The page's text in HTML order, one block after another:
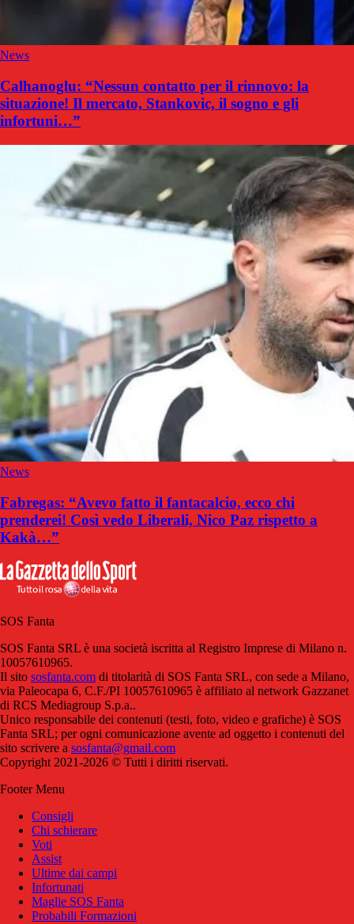
News
Calhanoglu: “Nessun contatto per il rinnovo: la
situazione! Il mercato, Stankovic, il sogno e gli
infortuni…”
News
Fabregas: “Avevo fatto il fantacalcio, ecco chi
prenderei! Così vedo Liberali, Nico Paz rispetto a
Kakà…”
SOS Fanta
SOS Fanta SRL è una società iscritta al Registro Imprese di Milano n.
10057610965.
Il sito sosfanta.com di titolarità di SOS Fanta SRL, con sede a Milano,
via Paleocapa 6, C.F./PI 10057610965 è affiliato al network Gazzanet
di RCS Mediagroup S.p.a..
Unico responsabile dei contenuti (testi, foto, video e grafiche) è SOS
Fanta SRL; per ogni comunicazione avente ad oggetto i contenuti del
sito scrivere a sosfanta@gmail.com
Copyright 2021-2026 © Tutti i diritti riservati.
Footer Menu
Consigli
Chi schierare
Voti
Assist
Ultime dai campi
Infortunati
Maglie SOS Fanta
Probabili Formazioni